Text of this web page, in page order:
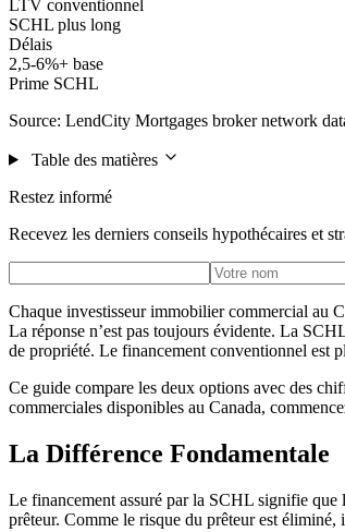
LTV conventionnel
SCHL plus long
Délais
2,5-6%+ base
Prime SCHL
Source: LendCity Mortgages broker network
Table des matières
Restez informé
Recevez les derniers conseils hypothécaires et
Chaque investisseur immobilier commercial au
La réponse n’est pas toujours évidente. La
de propriété. Le financement conventionnel est
Ce guide compare les deux options avec des
commerciales disponibles au Canada,
La Différence Fondamentale
Le financement assuré par la SCHL signifie que
prêteur. Comme le risque du prêteur est